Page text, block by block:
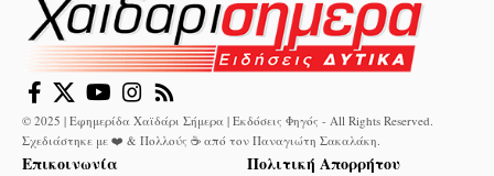
© 2025 | Εφημερίδα Χαϊδάρι Σήμερα | Εκδόσεις Φηγός - All Rights Reserved.
Σχεδιάστηκε με ❤️ & Πολλούς ☕ από τον Παναγιώτη Σακαλάκη
Επικοινωνία
Πολιτική Απορρήτου